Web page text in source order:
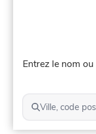
Entrez le nom
Ville, code